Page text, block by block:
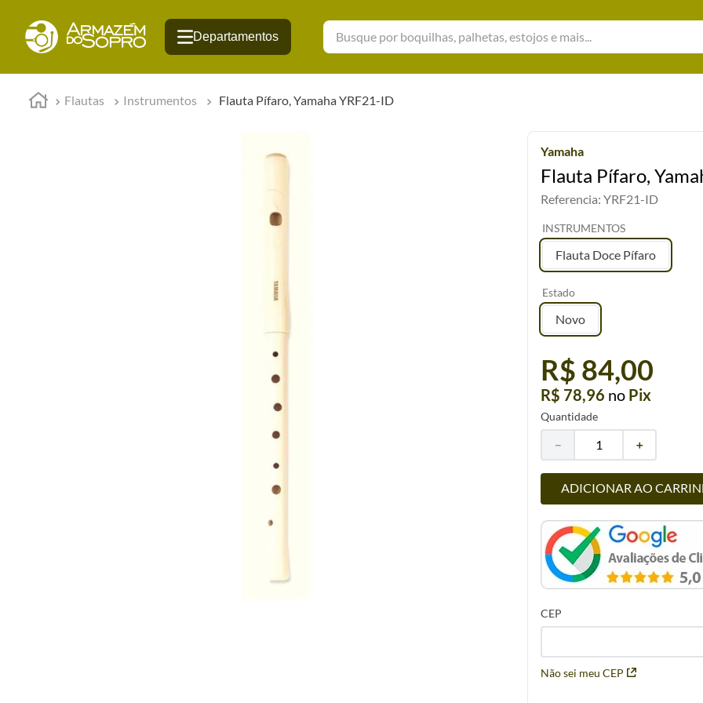
Busque por boquilhas, palhetas, estojos e mais...
Flautas Instrumentos Flauta Pífaro, Yamaha YRF21-ID
Yamaha
Flauta Pífaro,
Referencia: YRF21-ID
INSTRUMENTOS
Flauta Doce Pífaro
Estado
Novo
R$ 84,00
R$ 78,96 no Pix
Quantidade
＋
－
ADICIONAR AO
CEP
Não sei meu CEP